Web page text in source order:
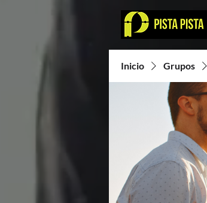
Inicio Grupos